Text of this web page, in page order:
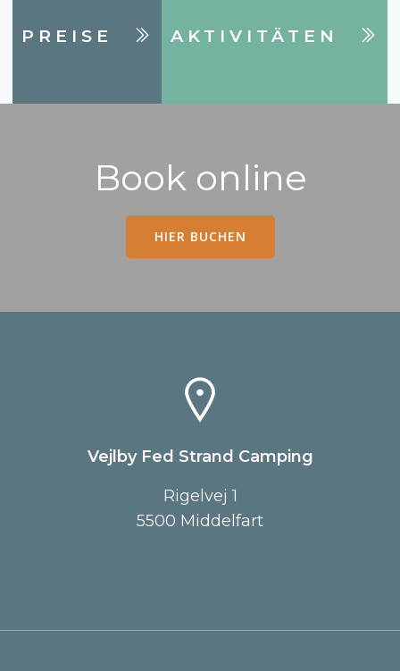
PREISE AKTIVITÄTEN
Book online
HIER BUCHEN
Vejlby Fed Strand Camping
Rigelvej 1
5500 Middelfart